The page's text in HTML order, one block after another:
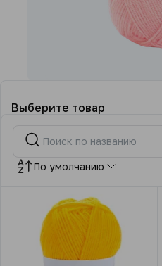
Выберите товар
По умолчанию